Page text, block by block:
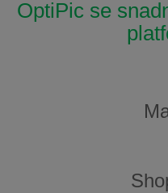
OptiPic se